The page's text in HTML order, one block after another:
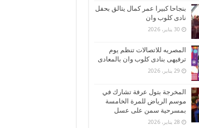
بنجاحا كبيرا عمر كمال يتالق بحفل
نادى كلوب وان
30 يناير، 2026
المصريه للاتصالات تنظم يوم
ترفيهى بنادى كلوب وان بالمعادى
29 يناير، 2026
المخرجة بتول عرفة تشارك في
موسم الرياض للمرة الخامسة
بمسرحية سمن على عسل
28 يناير، 2026